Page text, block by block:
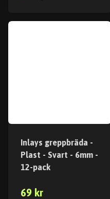
Inlays greppbräda -
Plast - Svart - 6mm -
12-pack
69 kr